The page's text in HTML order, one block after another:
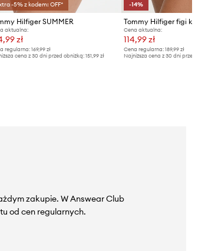
-5% z kodem: OFF*
Hilfiger SUMMER
aktualna:
zł
regularna:169,99 zł
cena z 30 dni przed obniżką:151,99 zł
-14%
Cena aktualna:
114,99 zł
Cena regularna: 189,99 zł
Najniższa cena z 30 dni przed obniżką:
zakupie. W Answear Club
od cen regularnych.